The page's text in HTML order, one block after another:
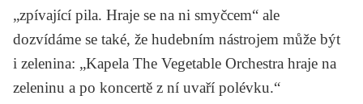
„zpívající pila. Hraje se na ni smyčcem“ ale
dozvídáme se také, že hudebním nástrojem může být
i zelenina: „Kapela The Vegetable Orchestra hraje na
zeleninu a po koncertě z ní uvaří polévku.“